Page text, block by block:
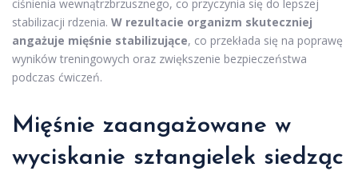
ciśnienia wewnątrzbrzusznego, co przyczynia się do lepszej
stabilizacji rdzenia. W rezultacie organizm skuteczniej
angażuje mięśnie stabilizujące, co przekłada się na poprawę
wyników treningowych oraz zwiększenie bezpieczeństwa
podczas ćwiczeń.
Mięśnie zaangażowane w
wyciskanie sztangielek siedząc